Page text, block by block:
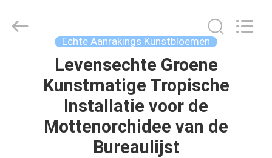
PRODUCTEN
Rights
Echte Aanrakings Kunstbloemen
Levensechte Groene
Kunstmatige Tropische
Installatie voor de
Mottenorchidee van de
Bureaulijst